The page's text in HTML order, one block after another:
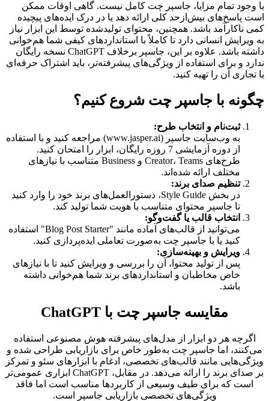
با وجود تمام مزایا، جاسپر چت کامل نیست. گاهی اوقات ممکن
است پاسخ‌های بیش‌ازحد کلی ارائه دهد یا در درک ایده‌های پیچیده
کمی ناکارآمد باشد. همچنین، محتوای تولیدشده توسط این ابزار نیاز
به ویرایش انسانی دارد تا کاملاً با استانداردهای کیفی شما هم‌خوانی
داشته باشد. علاوه بر این، جاسپر برخلاف ChatGPT نسخه رایگان
ندارد و برای استفاده از ویژگی‌های پیشرفته‌تر، باید اشتراک حرفه‌ای
یا تجاری آن را تهیه کنید.
چگونه با جاسپر چت شروع کنیم؟
ثبت‌نام و انتخاب طرح:
به وب‌سایت جاسپر (www.jasper.ai) مراجعه کنید و با استفاده
از دوره آزمایشی 7 روزه رایگان، ابزار را امتحان کنید.
طرح‌های Creator، Teams و Business متناسب با نیازهای
مختلف ارائه شده‌اند.
تنظیم صدای برند:
در بخش Style Guide، دستورالعمل‌های برند خود را وارد کنید
تا جاسپر محتوای متناسب با هویت شما تولید کند.
انتخاب قالب یا گفت‌وگو:
می‌توانید از قالب‌های آماده مانند "Blog Post Starter" استفاده
کنید یا با جاسپر چت به‌صورت تعاملی ایده‌پردازی کنید.
ویرایش و بهینه‌سازی:
پس از تولید محتوا، آن را بررسی و ویرایش کنید تا با نیازهای
خاص مخاطبان و استانداردهای برند شما هم‌خوانی داشته
باشد.
مقایسه جاسپر چت با ChatGPT
اگرچه هر دو ابزار از مدل‌های پیشرفته هوش مصنوعی استفاده
می‌کنند، اما جاسپر چت به‌طور خاص برای بازاریابی طراحی شده و
ویژگی‌هایی مانند قالب‌های تخصصی، ادغام با ابزارهای سئو و تمرکز
بر صدای برند را ارائه می‌دهد. در مقابل، ChatGPT ابزاری عمومی‌تر
است که برای طیف وسیعی از کاربردها مناسب است اما فاقد
ویژگی‌های تخصصی بازاریابی جاسپر است.